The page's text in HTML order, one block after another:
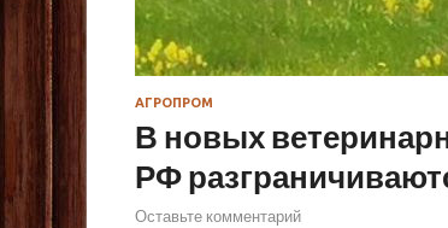
АГРОПРОМ
В новых
РФ
Оставьте комментарий